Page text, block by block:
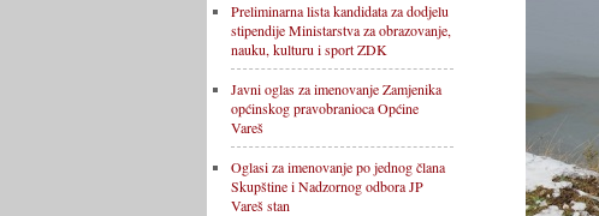
Preliminarna lista kandidata za dodjelu
stipendije Ministarstva za obrazovanje,
nauku, kulturu i sport ZDK
Javni oglas za imenovanje Zamjenika
općinskog pravobranioca Općine
Vareš
Oglasi za imenovanje po jednog člana
Skupštine i Nadzornog odbora JP
Vareš stan